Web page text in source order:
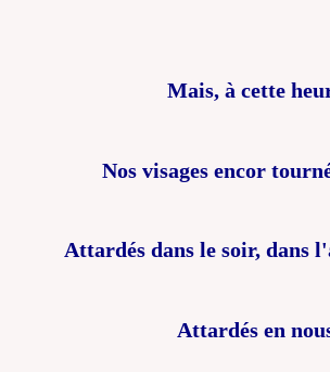
Mais, à cette
Nos visages encor
Attardés dans le soir, dans
Attardés en